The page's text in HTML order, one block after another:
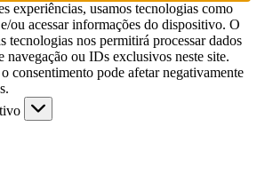
experiências, usamos tecnologias como
ou acessar informações do dispositivo. O
tecnologias nos permitirá processar dados
navegação ou IDs exclusivos neste site.
consentimento pode afetar negativamente